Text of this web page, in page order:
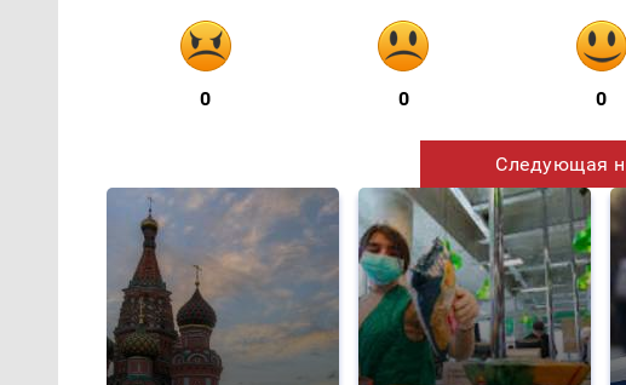
0 0 0
Следующая